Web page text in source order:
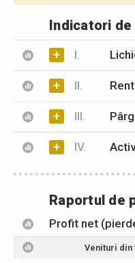
Indicatori
+ I.
+ II.
+ III.
+ IV.
Raportul de
Profit net
Venituri din